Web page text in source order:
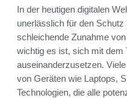
In der heutigen digitalen
unerlässlich für den
schleichende Zunahme
wichtig es ist, sich mit
auseinanderzusetzen.
von Geräten wie Laptops,
Technologien, die alle